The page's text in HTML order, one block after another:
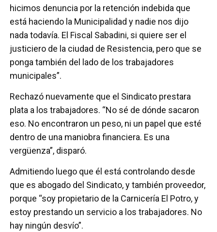
hicimos denuncia por la retención indebida que
está haciendo la Municipalidad y nadie nos dijo
nada todavía. El Fiscal Sabadini, si quiere ser el
justiciero de la ciudad de Resistencia, pero que se
ponga también del lado de los trabajadores
municipales”.
Rechazó nuevamente que el Sindicato prestara
plata a los trabajadores. “No sé de dónde sacaron
eso. No encontraron un peso, ni un papel que esté
dentro de una maniobra financiera. Es una
vergüenza”, disparó.
Admitiendo luego que él está controlando desde
que es abogado del Sindicato, y también proveedor,
porque “soy propietario de la Carnicería El Potro, y
estoy prestando un servicio a los trabajadores. No
hay ningún desvío”.